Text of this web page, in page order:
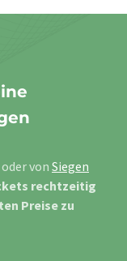
von Siegen
rechtzeitig
Preise zu